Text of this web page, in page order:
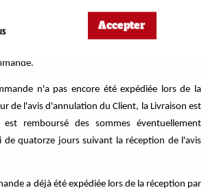
Client par courrier électronique que la Livraison
Le Client pourra alors décider d'annuler la
n'a pas encore été expédiée lors de la
de l'avis d'annulation du Client, la Livraison est
remboursé des sommes éventuellement
de quatorze jours suivant la réception de l'avis
a déjà été expédiée lors de la réception par
Accepter